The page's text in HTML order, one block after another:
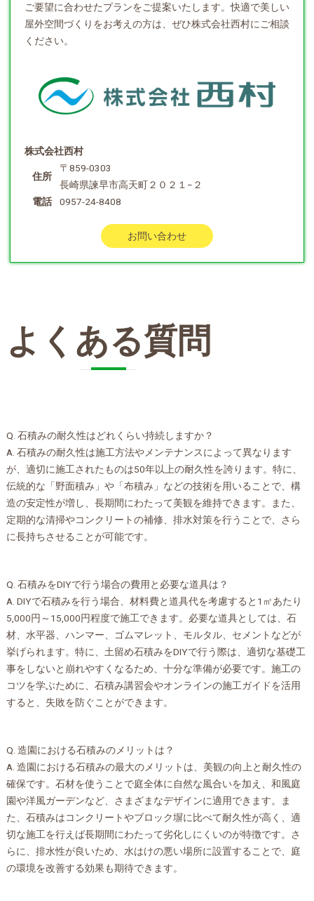
ご要望に合わせたプランをご提案いたします。快適で美しい
屋外空間づくりをお考えの方は、ぜひ株式会社西村にご相談
ください。
株式会社西村
住所
〒859-0303
長崎県諫早市高天町２０２１−２
電話
0957-24-8408
お問い合わせ
よくある質問
Q. 石積みの耐久性はどれくらい持続しますか？
A. 石積みの耐久性は施工方法やメンテナンスによって異なります
が、適切に施工されたものは50年以上の耐久性を誇ります。特に、
伝統的な「野面積み」や「布積み」などの技術を用いることで、構
造の安定性が増し、長期間にわたって美観を維持できます。また、
定期的な清掃やコンクリートの補修、排水対策を行うことで、さら
に長持ちさせることが可能です。
Q. 石積みをDIYで行う場合の費用と必要な道具は？
A. DIYで石積みを行う場合、材料費と道具代を考慮すると1㎡あたり
5,000円～15,000円程度で施工できます。必要な道具としては、石
材、水平器、ハンマー、ゴムマレット、モルタル、セメントなどが
挙げられます。特に、土留め石積みをDIYで行う際は、適切な基礎工
事をしないと崩れやすくなるため、十分な準備が必要です。施工の
コツを学ぶために、石積み講習会やオンラインの施工ガイドを活用
すると、失敗を防ぐことができます。
Q. 造園における石積みのメリットは？
A. 造園における石積みの最大のメリットは、美観の向上と耐久性の
確保です。石材を使うことで庭全体に自然な風合いを加え、和風庭
園や洋風ガーデンなど、さまざまなデザインに適用できます。ま
た、石積みはコンクリートやブロック塀に比べて耐久性が高く、適
切な施工を行えば長期間にわたって劣化しにくいのが特徴です。さ
らに、排水性が良いため、水はけの悪い場所に設置することで、庭
の環境を改善する効果も期待できます。